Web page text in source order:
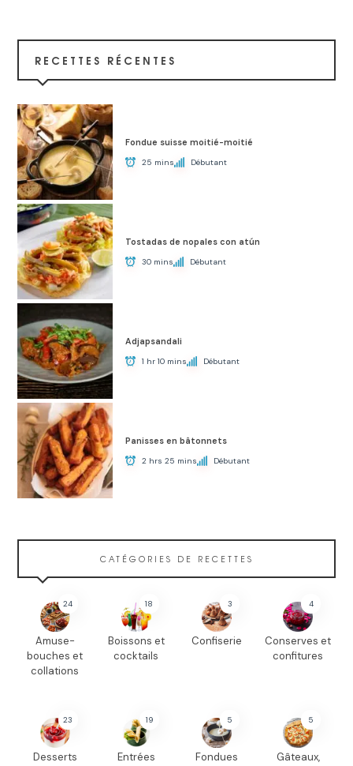
RECETTES RÉCENTES
Fondue suisse moitié-moitié
25 mins Débutant
Tostadas de nopales con atún
30 mins Débutant
Adjapsandali
1 hr 10 mins Débutant
Panisses en bâtonnets
2 hrs 25 mins Débutant
CATÉGORIES DE RECETTES
24
Amuse-
bouches et
collations
18
Boissons et
cocktails
3
Confiserie
4
Conserves et
confitures
23
Desserts
19
Entrées
5
Fondues
5
Gâteaux,